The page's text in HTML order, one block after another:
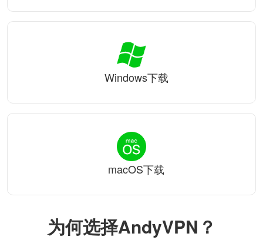
为何选择AndyVPN？
Windows下载
macOS下载